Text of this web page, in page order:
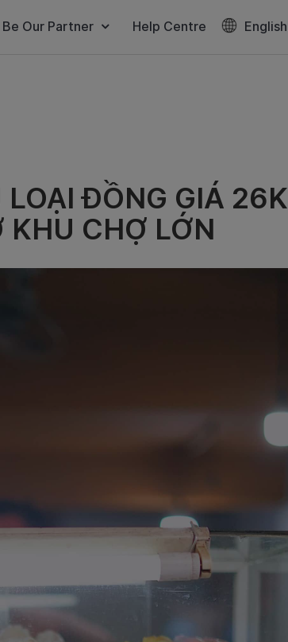
Be Our Partner Help Centre English
ĐỒNG GIÁ 26K
KHU CHỢ LỚN